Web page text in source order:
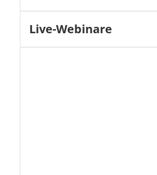
Live-Webinare